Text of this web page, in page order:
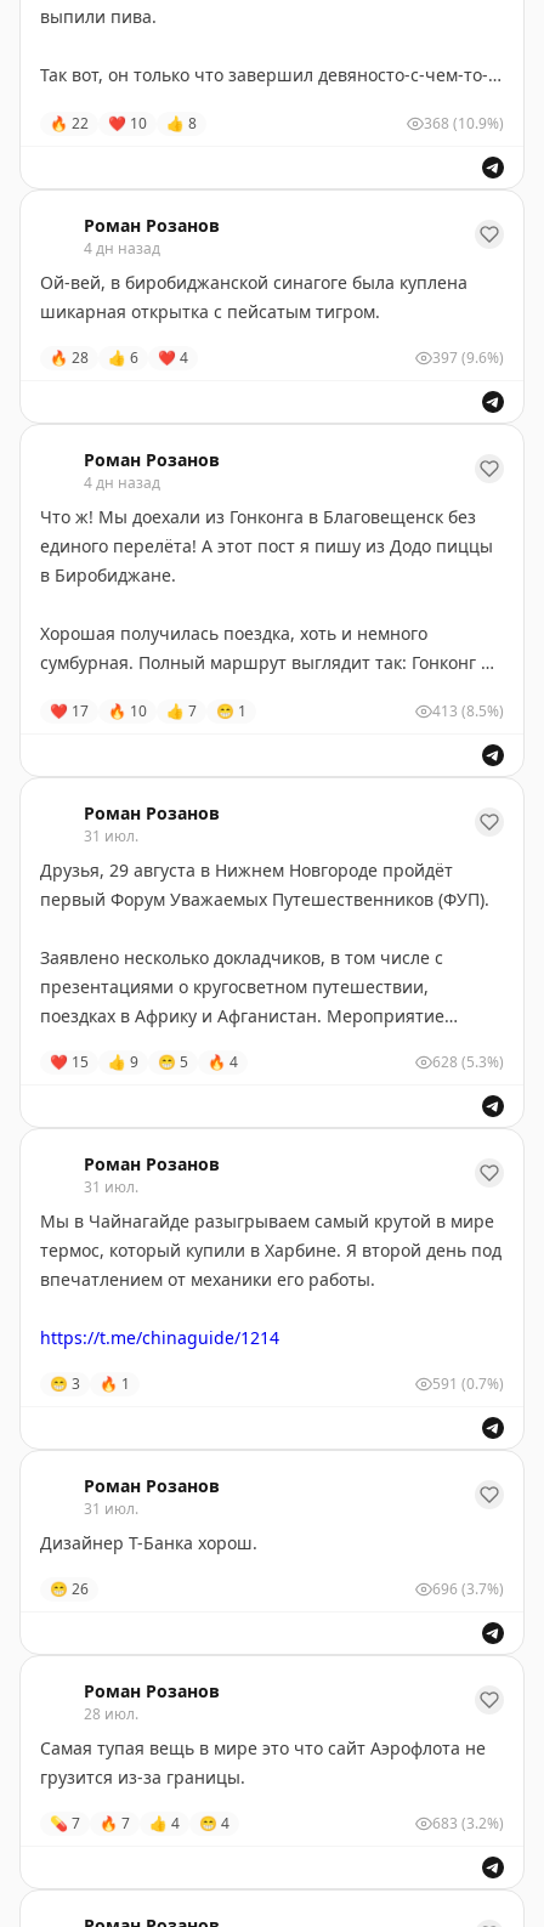
выпили пива.
Так вот, он только что завершил девяносто-с-чем-то-
Амуре. Это 3000 километров по тотально диким
местам, через нанайские сёла на 20 человек, и прямо
по самой границе с Китаем. Пиздец!
В связи с этим вопрос: где Большие Российские
Бренды? Почему Юра не обвешан с ног до головы
мерчом Т-Путешествий, Яндекса, Сбера, S7? К
они дали и логотип, и название всей экспедиции.
Прямой контакт Юры есть у него в канале@note_2rist,
если что.
🔥 22 ❤ 10 👍 8 368 (10.9%)
Роман Розанов
4 дн назад
Ой-вей, в биробиджанской синагоге была куплена
шикарная открытка с пейсатым тигром.
🔥 28 👍 6 ❤ 4 397(9.6%)
Роман Розанов
4 дн назад
Что ж! Мы доехали из Гонконга в Благовещенск без
единого перелёта! А этот пост я пишу из Додо пиццы
в Биробиджане.
Хорошая получилась поездка, хоть и немного
сумбурная. Полный маршрут выглядит так: Гонконг —
— Далянь (по воде) — Порт-Артур — Харбин — Хэйхэ
Особенно хорош был восьмичасовой переход через
Бохайский залив на пароме, ну и переход границы
Китай — Россия через Амур тоже с удовольствием
сохраняю себе в копилку необычных
прибывал только во Вьетнам из Камбоджи.
Остальные передвижения были на китайских
скоростных поездах.
По городам: понравились и хочется вернуться в
Цюаньчжоу, Харбин и Далянь. Возможно ещё заедем
зимой.
Езжайте в Китай.
❤ 17 🔥 10 👍 7 😁 1 413 (8.5%)
Роман Розанов
31 июл.
Друзья, 29 августа в Нижнем Новгороде пройдёт
первый Форум Уважаемых Путешественников (ФУП).
Заявлено несколько докладчиков, в том числе с
презентациями о кругосветном путешествии,
поездках в Африку и Афганистан. Мероприятие
пришлите приветственный текст мне в личку:@rrznv.
Послушать можно прийти бесплатно.
Начало в 17:00 в самом лучшем в мире баре
«Травник», на заднем дворе усадьбы Костромина-
Шушляева.
Никому не пересылайте и никого не зовите. По хуйне
❤ 15 👍 9 😁 5 🔥 4 628 (5.3%)
Роман Розанов
31 июл.
Мы в Чайнагайде разыгрываем самый крутой в мире
термос, который купили в Харбине. Я второй день под
впечатлением от механики его работы.
https://t.me/chinaguide/1214
😁 3 🔥 1 591 (0.7%)
Роман Розанов
31 июл.
Дизайнер Т-Банка хорош.
😁 26 696 (3.7%)
Роман Розанов
28 июл.
Самая тупая вещь в мире это что сайт Аэрофлота не
грузится из-за границы.
💊 7 🔥 7 👍 4 😁 4 683 (3.2%)